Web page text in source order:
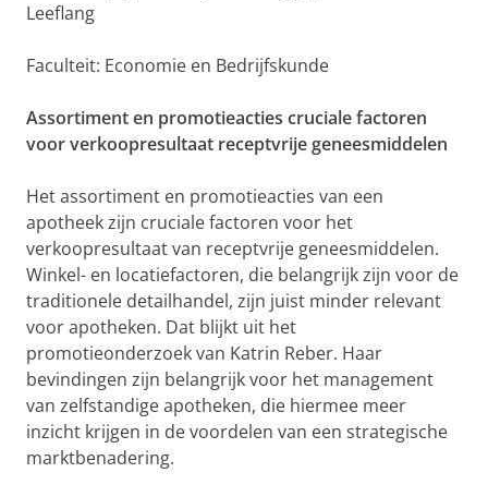
Leeflang
Faculteit: Economie en Bedrijfskunde
Assortiment en promotieacties cruciale factoren
voor verkoopresultaat receptvrije geneesmiddelen
Het assortiment en promotieacties van een
apotheek zijn cruciale factoren voor het
verkoopresultaat van receptvrije geneesmiddelen.
Winkel- en locatiefactoren, die belangrijk zijn voor de
traditionele detailhandel, zijn juist minder relevant
voor apotheken. Dat blijkt uit het
promotieonderzoek van Katrin Reber. Haar
bevindingen zijn belangrijk voor het management
van zelfstandige apotheken, die hiermee meer
inzicht krijgen in de voordelen van een strategische
marktbenadering.